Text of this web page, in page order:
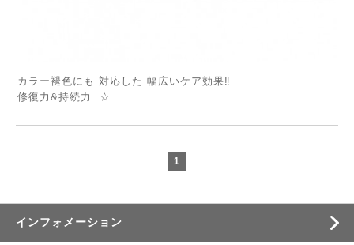
カラー褪色にも 対応した 幅広いケア効果‼️
修復力&持続力 ☆
1
インフォメーション